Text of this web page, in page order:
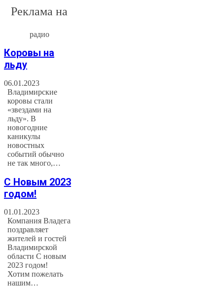
Реклама на
радио
Коровы на
льду
06.01.2023
Владимирские
коровы стали
«звездами на
льду». В
новогодние
каникулы
новостных
событий обычно
не так много,…
С Новым 2023
годом!
01.01.2023
Компания Владега
поздравляет
жителей и гостей
Владимирской
области С новым
2023 годом!
Хотим пожелать
нашим…